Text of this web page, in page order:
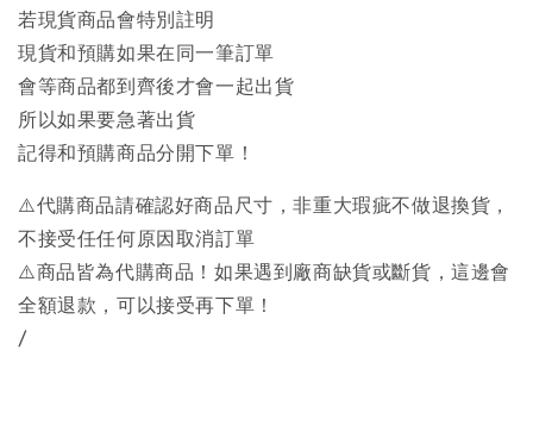
若現貨商品會特別註明
現貨和預購如果在同一筆訂單
會等商品都到齊後才會一起出貨
所以如果要急著出貨
記得和預購商品分開下單！
⚠️代購商品請確認好商品尺寸，非重大瑕疵不做退換貨，
不接受任任何原因取消訂單
⚠️商品皆為代購商品！如果遇到廠商缺貨或斷貨，這邊會
全額退款，可以接受再下單！
/